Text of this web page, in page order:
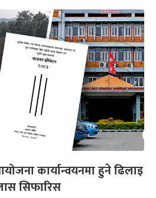
कार्यान्वयनमा हुने ढिलाइ
सिफारिस